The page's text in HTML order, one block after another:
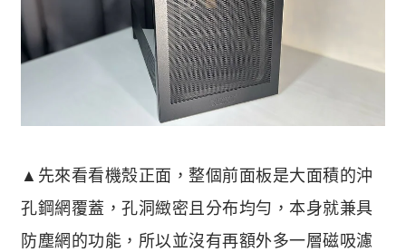
▲先來看看機殼正面，整個前面板是大面積的沖
孔鋼網覆蓋，孔洞緻密且分布均勻，本身就兼具
防塵網的功能，所以並沒有再額外多一層磁吸濾